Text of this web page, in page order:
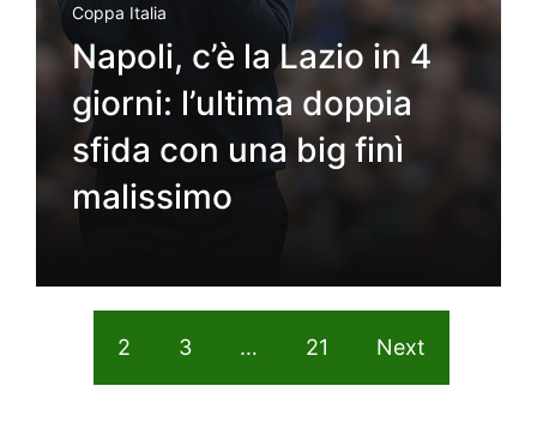
Coppa Italia
Napoli, c’è la Lazio in 4
giorni: l’ultima doppia
sfida con una big finì
malissimo
2 3 … 21 Next